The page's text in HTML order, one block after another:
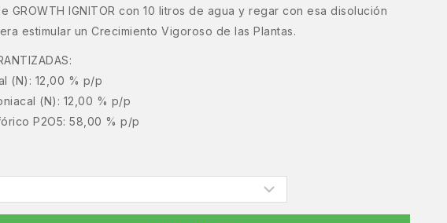
GROWTH IGNITOR con 10 litros de agua y regar con esa disolución
estimular un Crecimiento Vigoroso de las Plantas.
(N): 12,00 % p/p
(N): 12,00 % p/p
P2O5: 58,00 % p/p